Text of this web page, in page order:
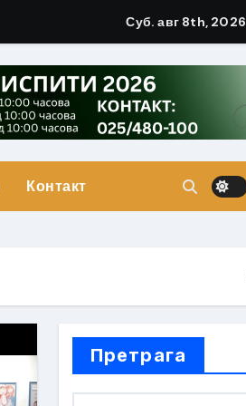
Суб. авг 8th, 2026
Контакт
Претрага